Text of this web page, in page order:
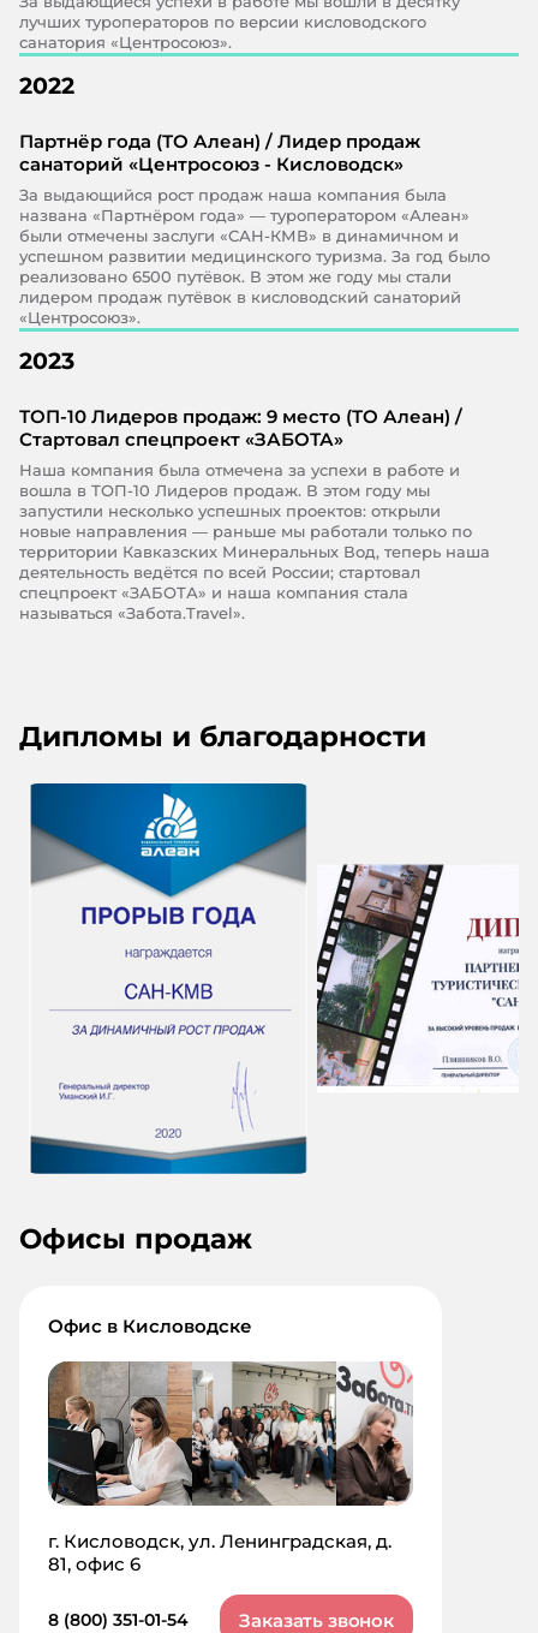
лучших туроператоров по версии кисловодского
санатория «Центросоюз».
2022
Партнёр года (ТО Алеан) / Лидер продаж
санаторий «Центросоюз - Кисловодск»
За выдающийся рост продаж наша компания была
названа «Партнёром года» — туроператором «Алеан»
были отмечены заслуги «САН-КМВ» в динамичном и
успешном развитии медицинского туризма. За год было
реализовано 6500 путёвок. В этом же году мы стали
лидером продаж путёвок в кисловодский санаторий
«Центросоюз».
2023
ТОП-10 Лидеров продаж: 9 место (ТО Алеан) /
Стартовал спецпроект «ЗАБОТА»
Наша компания была отмечена за успехи в работе и
вошла в ТОП-10 Лидеров продаж. В этом году мы
запустили несколько успешных проектов: открыли
новые направления — раньше мы работали только по
территории Кавказских Минеральных Вод, теперь наша
деятельность ведётся по всей России; стартовал
спецпроект «ЗАБОТА» и наша компания стала
называться «Забота.Travel».
Дипломы и благодарности
Офисы продаж
Офис в Кисловодске
г. Кисловодск, ул. Ленинградская, д.
81, офис 6
8 (800) 351-01-54 Заказать звонок